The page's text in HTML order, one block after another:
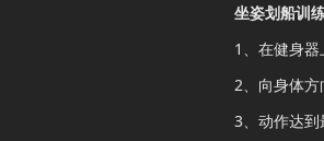
坐姿划船训
1、在健身
2、向身体方
3、动作达到